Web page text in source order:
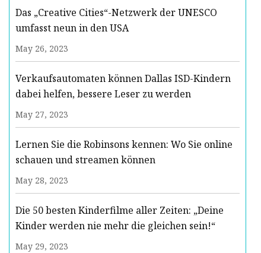
Das „Creative Cities“-Netzwerk der UNESCO
umfasst neun in den USA
May 26, 2023
Verkaufsautomaten können Dallas ISD-Kindern
dabei helfen, bessere Leser zu werden
May 27, 2023
Lernen Sie die Robinsons kennen: Wo Sie online
schauen und streamen können
May 28, 2023
Die 50 besten Kinderfilme aller Zeiten: „Deine
Kinder werden nie mehr die gleichen sein!“
May 29, 2023